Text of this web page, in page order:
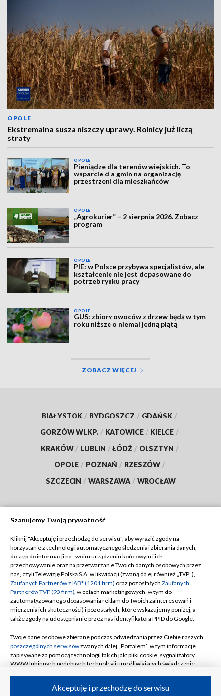
OPOLE
Ekstremalna susza niszczy uprawy. Rolnicy już liczą
straty
OPOLE
Pieniądze dla terenów wiejskich. To
wsparcie dla gmin na organizację
przestrzeni dla mieszkańców
OPOLE
„Agrokurier” – 2 sierpnia 2026. Zobacz
program
OPOLE
PIE: w Polsce przybywa specjalistów, ale
kształcenie nie jest dopasowane do
potrzeb rynku pracy
OPOLE
GUS: zbiory owoców z drzew będą w tym
roku niższe o niemal jedną piątą
ZOBACZ WIĘCEJ
BIAŁYSTOK / BYDGOSZCZ / GDAŃSK /
GORZÓW WLKP. / KATOWICE / KIELCE /
KRAKÓW / LUBLIN / ŁÓDŹ / OLSZTYN /
OPOLE / POZNAŃ / RZESZÓW /
SZCZECIN / WARSZAWA / WROCŁAW
TVP
Abonament TVP
Emisja w TVP
Centrum informacji TVP
Naziemna Telewizja Cyfrowa
Rada Programowa
System NOS
Informacje o nadawcy
Program dla prasy
Regulamin TVP
Polityka prywatności
Moje zgody
Pomoc
Kontakt
Kanały
Szanujemy Twoją prywatność
Kliknij "Akceptuję i przechodzę do serwisu", aby wyrazić zgody na
korzystanie z technologii automatycznego śledzenia i zbierania danych,
dostęp do informacji na Twoim urządzeniu końcowym i ich
przechowywanie oraz na przetwarzanie Twoich danych osobowych przez
nas, czyli Telewizję Polską S.A. w likwidacji (zwaną dalej również „TVP”),
Zaufanych Partnerów z IAB* (1201 firm) oraz pozostałych Zaufanych
Partnerów TVP (93 firm), w celach marketingowych (w tym do
zautomatyzowanego dopasowania reklam do Twoich zainteresowań i
mierzenia ich skuteczności) i pozostałych, które wskazujemy poniżej, a
także zgody na udostępnianie przez nas identyfikatora PPID do Google.
Twoje dane osobowe zbierane podczas odwiedzania przez Ciebie naszych
poszczególnych serwisówzwanych dalej „Portalem”, w tym informacje
zapisywane za pomocą technologii takich jak: pliki cookie, sygnalizatory
WWW lub innych podobnych technologii umożliwiających świadczenie
ruchu w Internecie.Akceptuję i przechodzę do serwisu